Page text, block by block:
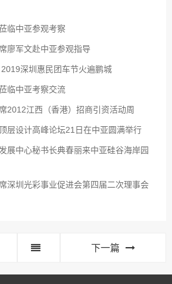
临中亚参观考察
廖军文赴中亚参观指导
深圳惠民团车节火遍鹏城
临中亚考察交流
2012江西（香港）招商引资活动周
层设计高峰论坛21日在中亚圆满举行
展中心秘书长典春丽来中亚硅谷海岸园
深圳光彩事业促进会第四届二次理事会
下一篇